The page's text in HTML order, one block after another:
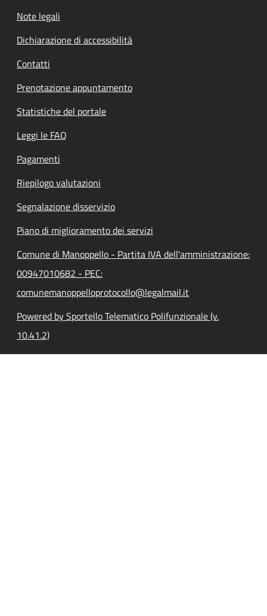
Note legali
Dichiarazione di accessibilità
Contatti
Prenotazione appuntamento
Statistiche del portale
Leggi le FAQ
Pagamenti
Riepilogo valutazioni
Segnalazione disservizio
Piano di miglioramento dei servizi
Comune di Manoppello - Partita IVA dell'amministrazione:
00947010682 - PEC:
comunemanoppelloprotocollo@legalmail.it
Powered by Sportello Telematico Polifunzionale (v.
10.41.2)